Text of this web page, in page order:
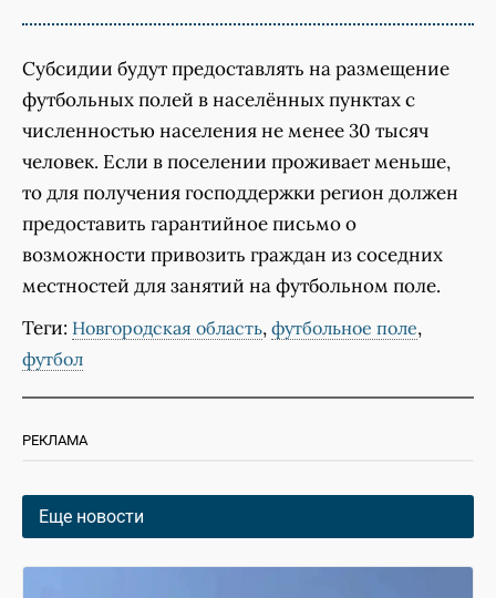
Субсидии будут предоставлять на размещение
футбольных полей в населённых пунктах с
численностью населения не менее 30 тысяч
человек. Если в поселении проживает меньше,
то для получения господдержки регион должен
предоставить гарантийное письмо о
возможности привозить граждан из соседних
местностей для занятий на футбольном поле.
Теги: Новгородская область, футбольное поле,
футбол
РЕКЛАМА
Еще новости